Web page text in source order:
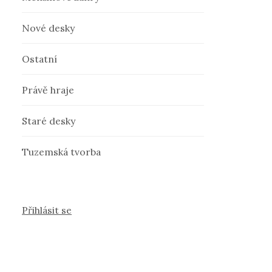
Nové desky
Ostatní
Právě hraje
Staré desky
Tuzemská tvorba
Přihlásit se